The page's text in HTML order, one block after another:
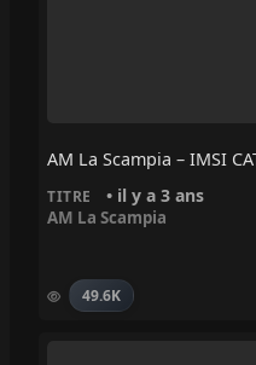
TITRE • il y a 3 ans
AM La Scampia
49.6K